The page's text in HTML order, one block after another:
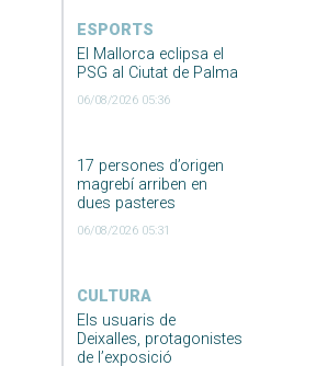
ESPORTS
El Mallorca eclipsa el
PSG al Ciutat de Palma
06/08/2026 05:36
17 persones d’origen
magrebí arriben en
dues pasteres
06/08/2026 05:31
CULTURA
Els usuaris de
Deixalles, protagonistes
de l’exposició